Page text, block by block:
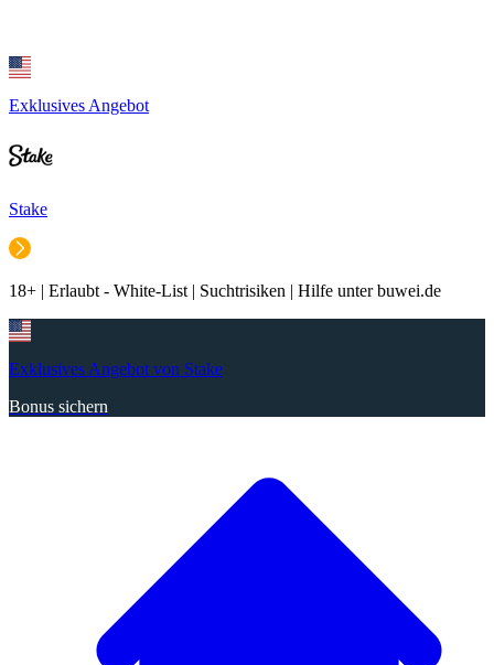
Exklusives Angebot
Stake
18+ | Erlaubt - White-List | Suchtrisiken | Hilfe unter buwei.de
Exklusives Angebot von Stake
Bonus sichern